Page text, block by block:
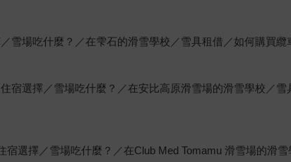
雪場吃什麼？／在雫石的滑雪學校／雪具租借／如何購買
宿選擇／雪場吃什麼？／在安比高原滑雪場的滑雪學校／雪
選擇／雪場吃什麼？／在Club Med Tomamu 滑雪場的滑